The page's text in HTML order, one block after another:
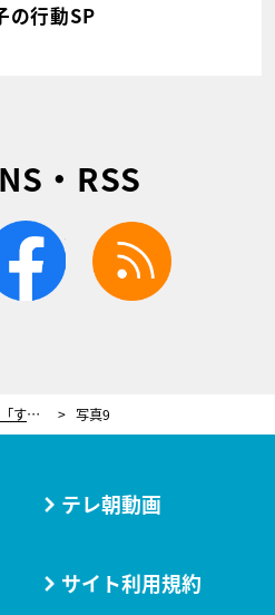
の行動SP
・RSS
facebook
蛯原友里「すごく大人っぽい！」プロが伝授する、リップが主役の“秋冬の透明感メイク” 写真9
テレ朝動画
サイト利用規約